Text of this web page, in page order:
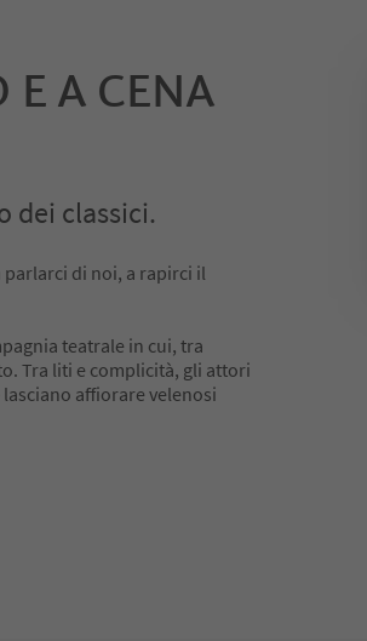
E A CENA
dei classici.
di noi, a rapirci il
teatrale in cui, tra
Tra liti e complicità, gli attori
affiorare velenosi